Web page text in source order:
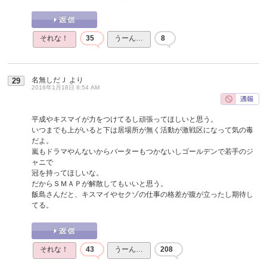
それな！ 35 うーん… 8
29 名無しだＪ より
2016年1月18日 8:54 AM
平成やキスマイが力をつけてるし頑張ってほしいと思う。
いつまでも上がいると下は居場所が無く活動が激戦区になって気の毒
だよ。
嵐もドラマやんないからバーターもつかないしゴールデンで若手のジ
ャニで
冠を持ってほしいな。
だからＳＭＡＰが解散してもいいと思う。
飯島さんだと、キスマイやセクゾの仕事の格差が腹が立ったし期待し
てる。
それな！ 43 うーん… 208